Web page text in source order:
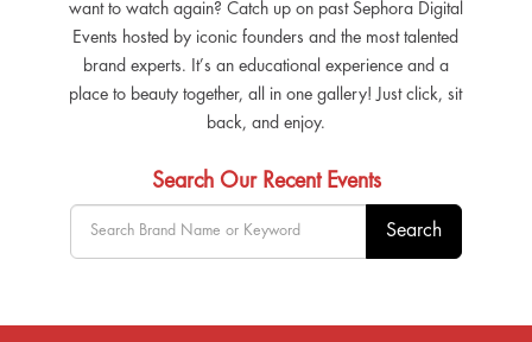
want to watch again? Catch up on past Sephora Digital
Events hosted by iconic founders and the most talented
brand experts. It’s an educational experience and a
place to beauty together, all in one gallery! Just click, sit
back, and enjoy.
Search Our Recent Events
Search